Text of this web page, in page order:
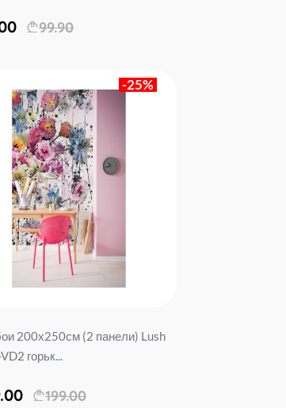
99.90
-25%
200х250см (2 панели) Lush
горьк...
199.00